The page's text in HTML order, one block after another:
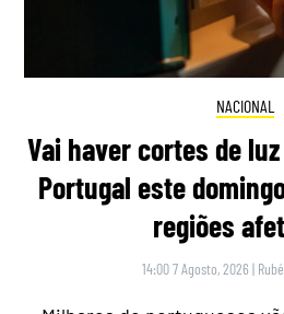
NACIONAL
Vai haver cortes de
Portugal este
regiões
14:00 7 Agosto, 2026 |